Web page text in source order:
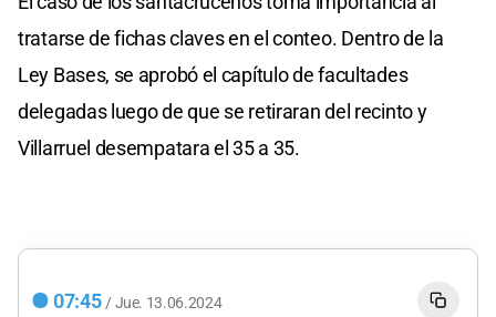
tratarse de fichas claves en el conteo. Dentro de la
Ley Bases, se aprobó el capítulo de facultades
delegadas luego de que se retiraran del recinto y
Villarruel desempatara el 35 a 35.
07:45 / Jue. 13.06.2024